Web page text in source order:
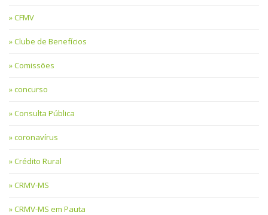
CFMV
Clube de Benefícios
Comissões
concurso
Consulta Pública
coronavírus
Crédito Rural
CRMV-MS
CRMV-MS em Pauta